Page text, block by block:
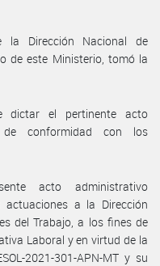
la Dirección Nacional de
de este Ministerio, tomó la
dictar el pertinente acto
de conformidad con los
acto administrativo
actuaciones a la Dirección
del Trabajo, a los fines de
Laboral y en virtud de la
2021-301-APN-MT y su